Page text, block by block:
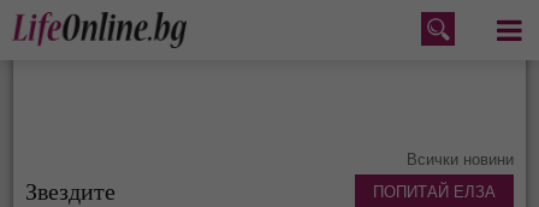
Меню
Всички новини
Звездите ПОПИТАЙ ЕЛЗА